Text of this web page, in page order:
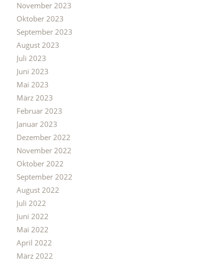
November 2023
Oktober 2023
September 2023
August 2023
Juli 2023
Juni 2023
Mai 2023
März 2023
Februar 2023
Januar 2023
Dezember 2022
November 2022
Oktober 2022
September 2022
August 2022
Juli 2022
Juni 2022
Mai 2022
April 2022
März 2022